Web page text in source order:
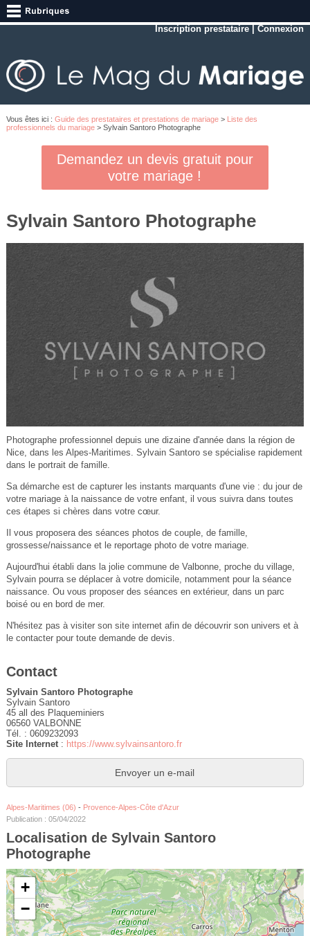
Inscription prestataire |Connexion
Vous êtes ici : Guide des prestataires et prestations de mariage> Liste des
professionnels du mariage> Sylvain Santoro Photographe
Demandez un devis gratuit pour
votre mariage !
Sylvain Santoro Photographe
Photographe professionnel depuis une dizaine d'année dans la région de
Nice, dans les Alpes-Maritimes. Sylvain Santoro se spécialise rapidement
dans le portrait de famille.
Sa démarche est de capturer les instants marquants d'une vie : du jour de
votre mariage à la naissance de votre enfant, il vous suivra dans toutes
ces étapes si chères dans votre cœur.
Il vous proposera des séances photos de couple, de famille,
grossesse/naissance et le reportage photo de votre mariage.
Aujourd'hui établi dans la jolie commune de Valbonne, proche du village,
Sylvain pourra se déplacer à votre domicile, notamment pour la séance
naissance. Ou vous proposer des séances en extérieur, dans un parc
boisé ou en bord de mer.
N'hésitez pas à visiter son site internet afin de découvrir son univers et à
le contacter pour toute demande de devis.
Contact
Sylvain Santoro Photographe
Sylvain Santoro
45 all des Plaqueminiers
06560 VALBONNE
Tél. : 0609232093
Site Internet: https://www.sylvainsantoro.fr
Envoyer un e-mail
Alpes-Maritimes (06) - Provence-Alpes-Côte d'Azur
Publication : 05/04/2022
Localisation de Sylvain Santoro
Photographe
+
−